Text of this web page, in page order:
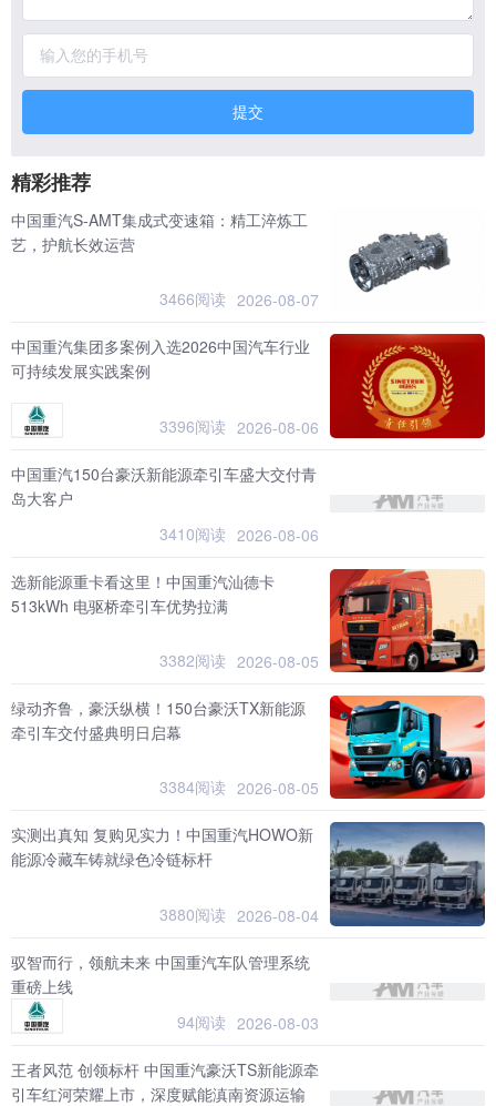
提交
精彩推荐
中国重汽S-AMT集成式变速箱：精工淬炼工
艺，护航长效运营
3466阅读 2026-08-07
中国重汽集团多案例入选2026中国汽车行业
可持续发展实践案例
3396阅读 2026-08-06
中国重汽150台豪沃新能源牵引车盛大交付青
岛大客户
3410阅读 2026-08-06
选新能源重卡看这里！中国重汽汕德卡
513kWh 电驱桥牵引车优势拉满
3382阅读 2026-08-05
绿动齐鲁，豪沃纵横！150台豪沃TX新能源
牵引车交付盛典明日启幕
3384阅读 2026-08-05
实测出真知 复购见实力！中国重汽HOWO新
能源冷藏车铸就绿色冷链标杆
3880阅读 2026-08-04
驭智而行，领航未来 中国重汽车队管理系统
重磅上线
94阅读 2026-08-03
王者风范 创领标杆 中国重汽豪沃TS新能源牵
引车红河荣耀上市，深度赋能滇南资源运输